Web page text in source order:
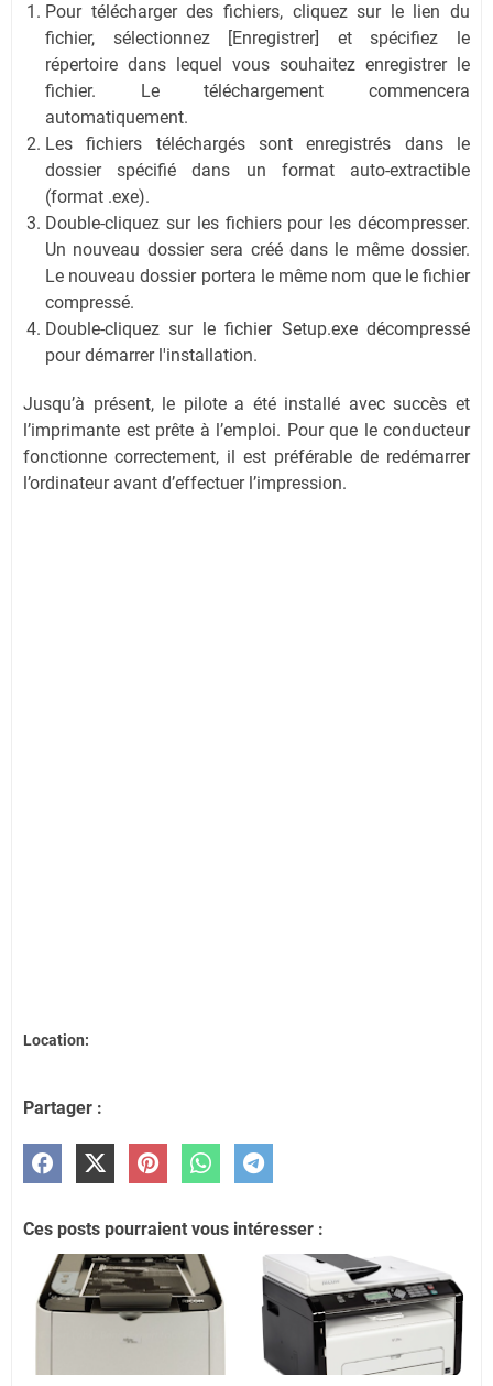
Pour télécharger des fichiers, cliquez sur le lien du
fichier, sélectionnez [Enregistrer] et spécifiez le
répertoire dans lequel vous souhaitez enregistrer le
fichier. Le téléchargement commencera
automatiquement.
Les fichiers téléchargés sont enregistrés dans le
dossier spécifié dans un format auto-extractible
(format .exe).
Double-cliquez sur les fichiers pour les décompresser.
Un nouveau dossier sera créé dans le même dossier.
Le nouveau dossier portera le même nom que le fichier
compressé.
Double-cliquez sur le fichier Setup.exe décompressé
pour démarrer l'installation.
Jusqu’à présent, le pilote a été installé avec succès et
l’imprimante est prête à l’emploi. Pour que le conducteur
fonctionne correctement, il est préférable de redémarrer
l’ordinateur avant d’effectuer l’impression.
Location:
Partager :
Ces posts pourraient vous intéresser :